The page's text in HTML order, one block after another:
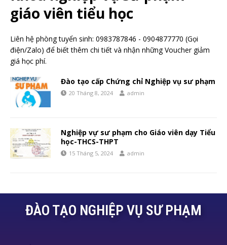
giáo viên tiểu học
Liên hệ phòng tuyển sinh: 0983787846 - 0904877770 (Gọi
điện/Zalo) để biết thêm chi tiết và nhận những Voucher giảm
giá học phí.
Đào tạo cấp Chứng chỉ Nghiệp vụ sư phạm
20 Tháng 8, 2024 admin
Nghiệp vự sư phạm cho Giáo viên dạy Tiểu
học-THCS-THPT
15 Tháng 5, 2024 admin
ĐÀO TẠO NGHIỆP VỤ SƯ PHẠM